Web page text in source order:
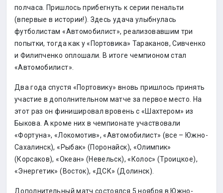
полчаса. Пришлось прибегнуть к серии пенальти
(впервые в истории!). Здесь удача улыбнулась
футболистам «Автомобилист», реализовавшим три
попытки, тогда как у «Портовика» Тараканов, Сивченко
и Филипченко оплошали. В итоге чемпионом стал
«Автомобилист».
Два года спустя «Портовику» вновь пришлось принять
участие в дополнительном матче за первое место. На
этот раз он финишировал вровень с «Шахтером» из
Быкова. А кроме них в чемпионате участвовали
«Фортуна», «Локомотив», «Автомобилист» (все – Южно-
Сахалинск), «Рыбак» (Поронайск), «Олимпик»
(Корсаков), «Океан» (Невельск), «Колос» (Троицкое),
«Энергетик» (Восток), «ДСК» (Долинск).
Дополнительный матч состоялся 5 ноября в Южно-